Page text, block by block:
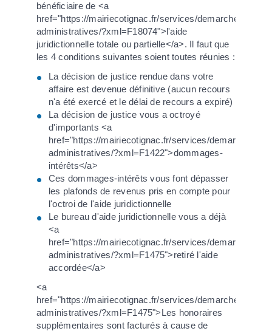
bénéficiaire de <a
href="https://mairiecotignac.fr/services/demarches-
administratives/?xml=F18074">l'aide
juridictionnelle totale ou partielle</a>. Il faut que
les 4 conditions suivantes soient toutes réunies :
La décision de justice rendue dans votre
affaire est devenue définitive (aucun recours
n'a été exercé et le délai de recours a expiré)
La décision de justice vous a octroyé
d'importants <a
href="https://mairiecotignac.fr/services/demarches-
administratives/?xml=F1422">dommages-
intérêts</a>
Ces dommages-intérêts vous font dépasser
les plafonds de revenus pris en compte pour
l'octroi de l'aide juridictionnelle
Le bureau d'aide juridictionnelle vous a déjà
<a
href="https://mairiecotignac.fr/services/demarches-
administratives/?xml=F1475">retiré l'aide
accordée</a>
<a
href="https://mairiecotignac.fr/services/demarches-
administratives/?xml=F1475">Les honoraires
supplémentaires sont facturés à cause de